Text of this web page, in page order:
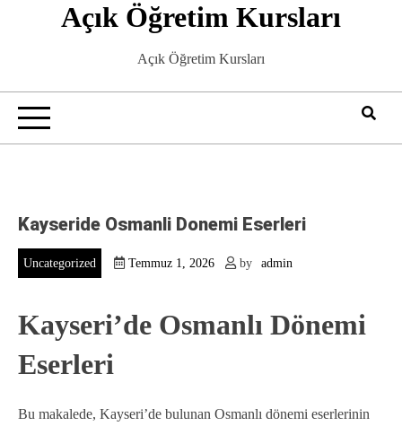
Açık Öğretim Kursları
Açık Öğretim Kursları
Kayseride Osmanli Donemi Eserleri
Uncategorized Temmuz 1, 2026 by admin
Kayseri’de Osmanlı Dönemi
Eserleri
Bu makalede, Kayseri’de bulunan Osmanlı dönemi eserlerinin